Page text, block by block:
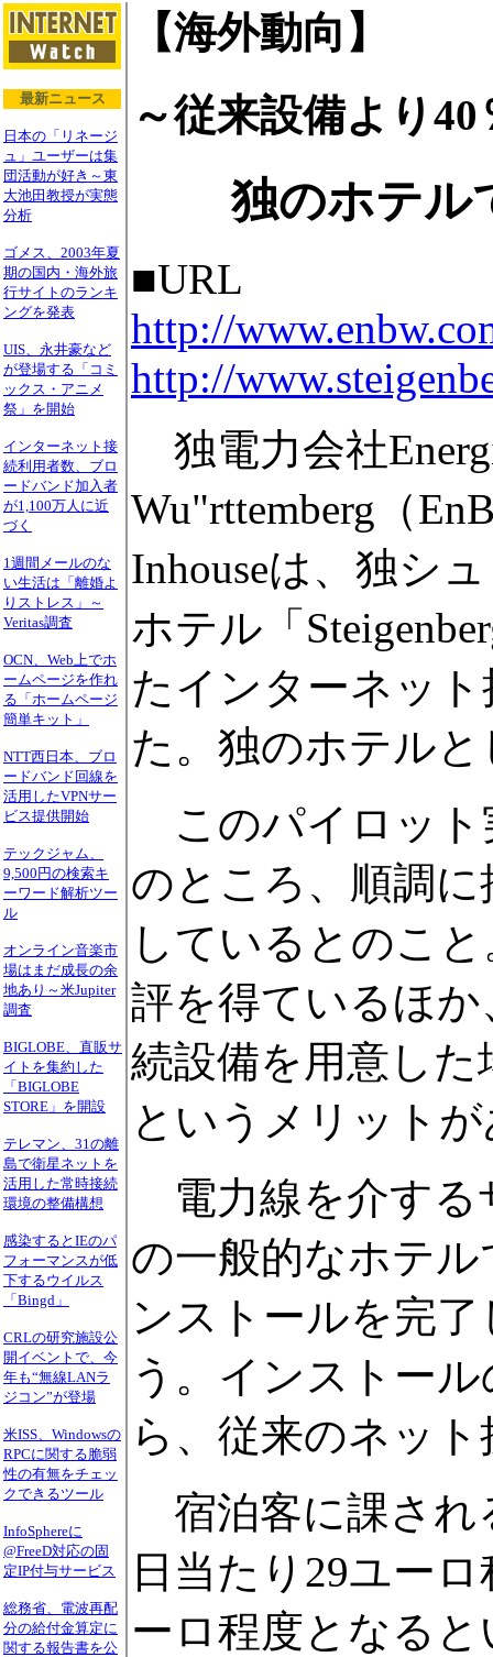
最新ニュース
日本の「リネージ
ュ」ユーザーは集
団活動が好き～東
大池田教授が実態
分析
ゴメス、2003年夏
期の国内・海外旅
行サイトのランキ
ングを発表
UIS、永井豪など
が登場する「コミ
ックス・アニメ
祭」を開始
インターネット接
続利用者数、ブロ
ードバンド加入者
が1,100万人に近
づく
1週間メールのな
い生活は「離婚よ
りストレス」～
Veritas調査
OCN、Web上でホ
ームページを作れ
る「ホームページ
簡単キット」
NTT西日本、ブロ
ードバンド回線を
活用したVPNサー
ビス提供開始
テックジャム、
9,500円の検索キ
ーワード解析ツー
ル
オンライン音楽市
場はまだ成長の余
地あり～米Jupiter
調査
BIGLOBE、直販サ
イトを集約した
「BIGLOBE
STORE」を開設
テレマン、31の離
島で衛星ネットを
活用した常時接続
環境の整備構想
感染するとIEのパ
フォーマンスが低
下するウイルス
「Bingd」
CRLの研究施設公
開イベントで、今
年も“無線LANラ
ジコン”が登場
米ISS、Windowsの
RPCに関する脆弱
性の有無をチェッ
クできるツール
InfoSphereに
@FreeD対応の固
定IP付与サービス
総務省、電波再配
分の給付金算定に
関する報告書を公
【海外動向】
～従来設備より
独のホテル
■URL
http://
http://
独電力会社
Wu"rttemberg（
Inhouseは、独シ
ホテル「
たインターネッ
た。独のホテル
このパイロット
のところ、順調
しているとのこ
評を得ているほ
続設備を用意し
というメリット
電力線を介する
の一般的なホテ
ンストールを完
う。インストー
ら、従来のネッ
宿泊客に課され
日当たり29ユー
ーロ程度となる